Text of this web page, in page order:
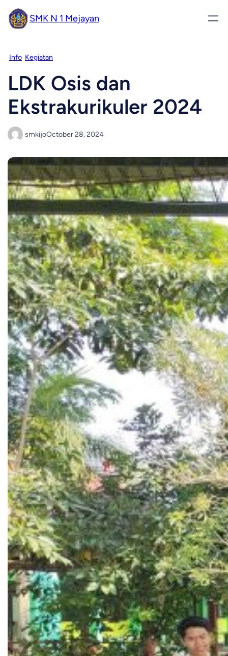
SMK N 1 Mejayan
Info Kegiatan
LDK Osis dan
Ekstrakurikuler 2024
smkijoOctober 28, 2024